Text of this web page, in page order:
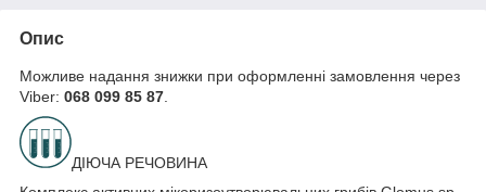
Опис
Можливе надання знижки при оформленні замовлення через
Viber: 068 099 85 87
ДІЮЧА РЕЧОВИНА